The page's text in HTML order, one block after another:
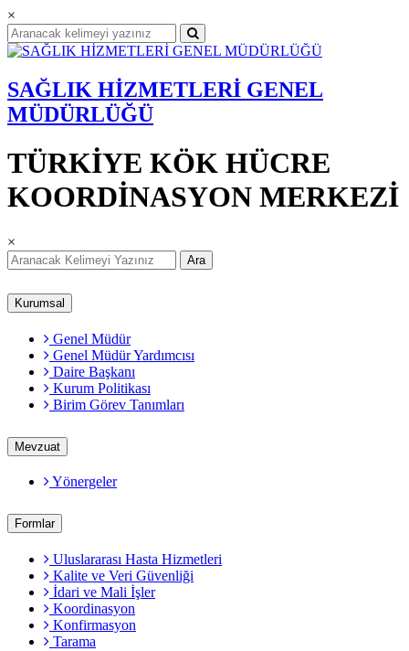
×
SAĞLIK HİZMETLERİ GENEL
MÜDÜRLÜĞÜ
TÜRKİYE KÖK HÜCRE
KOORDİNASYON MERKEZİ
×
Ara
Kurumsal
Genel Müdür
Genel Müdür Yardımcısı
Daire Başkanı
Kurum Politikası
Birim Görev Tanımları
Mevzuat
Yönergeler
Formlar
Uluslararası Hasta Hizmetleri
Kalite ve Veri Güvenliği
İdari ve Mali İşler
Koordinasyon
Konfirmasyon
Tarama